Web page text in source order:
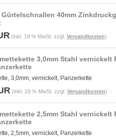
Gürtelschnallen 40mm
(inkl. 19 % MwSt. zzgl. Versandkosten)
3,0mm Stahl vernickelt
3,0mm, vernickelt, Panzerkette
(inkl. 19 % MwSt. zzgl. Versandkosten)
2,5mm Stahl vernickelt
2,5mm, vernickelt, Panzerkette